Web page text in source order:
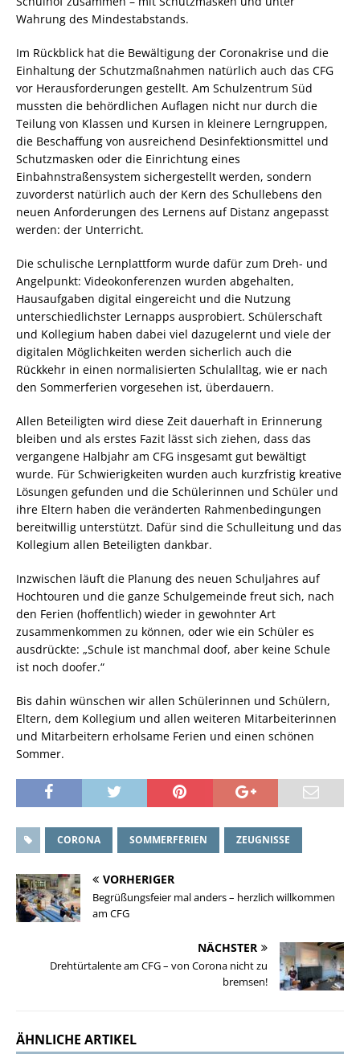
Wahrung des Mindestabstands.
Im Rückblick hat die Bewältigung der Coronakrise und die
Einhaltung der Schutzmaßnahmen natürlich auch das CFG
vor Herausforderungen gestellt. Am Schulzentrum Süd
mussten die behördlichen Auflagen nicht nur durch die
Teilung von Klassen und Kursen in kleinere Lerngruppen,
die Beschaffung von ausreichend Desinfektionsmittel und
Schutzmasken oder die Einrichtung eines
Einbahnstraßensystem sichergestellt werden, sondern
zuvorderst natürlich auch der Kern des Schullebens den
neuen Anforderungen des Lernens auf Distanz angepasst
werden: der Unterricht.
Die schulische Lernplattform wurde dafür zum Dreh- und
Angelpunkt: Videokonferenzen wurden abgehalten,
Hausaufgaben digital eingereicht und die Nutzung
unterschiedlichster Lernapps ausprobiert. Schülerschaft
und Kollegium haben dabei viel dazugelernt und viele der
digitalen Möglichkeiten werden sicherlich auch die
Rückkehr in einen normalisierten Schulalltag, wie er nach
den Sommerferien vorgesehen ist, überdauern.
Allen Beteiligten wird diese Zeit dauerhaft in Erinnerung
bleiben und als erstes Fazit lässt sich ziehen, dass das
vergangene Halbjahr am CFG insgesamt gut bewältigt
wurde. Für Schwierigkeiten wurden auch kurzfristig kreative
Lösungen gefunden und die Schülerinnen und Schüler und
ihre Eltern haben die veränderten Rahmenbedingungen
bereitwillig unterstützt. Dafür sind die Schulleitung und das
Kollegium allen Beteiligten dankbar.
Inzwischen läuft die Planung des neuen Schuljahres auf
Hochtouren und die ganze Schulgemeinde freut sich, nach
den Ferien (hoffentlich) wieder in gewohnter Art
zusammenkommen zu können, oder wie ein Schüler es
ausdrückte: „Schule ist manchmal doof, aber keine Schule
ist noch doofer.“
Bis dahin wünschen wir allen Schülerinnen und Schülern,
Eltern, dem Kollegium und allen weiteren Mitarbeiterinnen
und Mitarbeitern erholsame Ferien und einen schönen
Sommer.
CORONA SOMMERFERIEN ZEUGNISSE
VORHERIGER
Begrüßungsfeier mal anders – herzlich willkommen
am CFG
NÄCHSTER
Drehtürtalente am CFG – von Corona nicht zu
bremsen!
ÄHNLICHE ARTIKEL